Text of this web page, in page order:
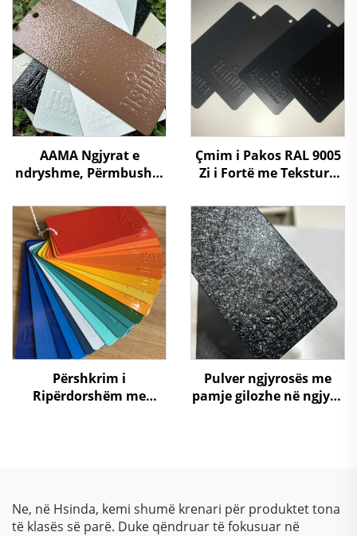
AAMA Ngjyrat e
ndryshme, Përmbushje
të Ndjekur për Panelin e
Kabinetit Elektrik
Çmim i Pakos RAL 9005
Zi i Fortë me Teksturë
Pulvere e Qëndrueshme
Përshkrim i
Ripërdorshëm me
Pulver ngjyrosës me
pamje gilozhe në ngjyra
Ne, në Hsinda, kemi shumë krenari për produktet tona
të klasës së parë. Duke qëndruar të fokusuar në